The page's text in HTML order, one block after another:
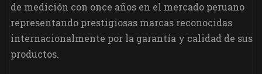
de medición con once años en el mercado peruano
representando prestigiosas marcas reconocidas
internacionalmente por la garantía y calidad de sus
productos.